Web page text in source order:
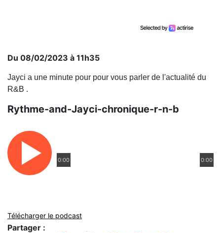
Du 08/02/2023 à 11h35
Jayci a une minute pour pour vous parler de l'actualité du
R&B .
Rythme-and-Jayci-chronique-r-n-b
0:00 0:00
Télécharger le podcast
Partager :